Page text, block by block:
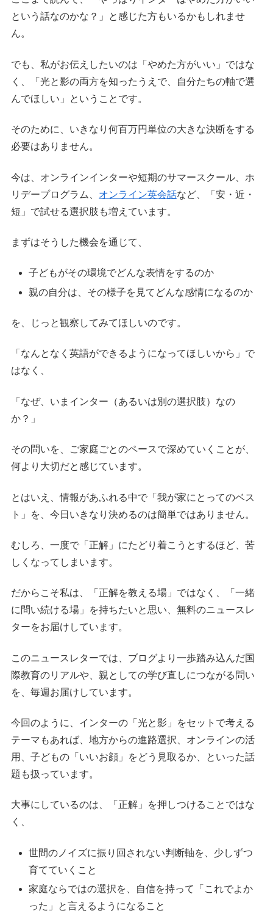
という話なのかな？」と感じた方もいるかもしれませ
ん。
でも、私がお伝えしたいのは「やめた方がいい」ではな
く、「光と影の両方を知ったうえで、自分たちの軸で選
んでほしい」ということです。
そのために、いきなり何百万円単位の大きな決断をする
必要はありません。
今は、オンラインインターや短期のサマースクール、ホ
リデープログラム、 オンライン英会話など、「安・近・
短」で試せる選択肢も増えています。
まずはそうした機会を通じて、
子どもがその環境でどんな表情をするのか
親の自分は、その様子を見てどんな感情になるのか
を、じっと観察してみてほしいのです。
「なんとなく英語ができるようになってほしいから」で
はなく、
「なぜ、いまインター（あるいは別の選択肢）なの
か？」
その問いを、ご家庭ごとのペースで深めていくことが、
何より大切だと感じています。
とはいえ、情報があふれる中で「我が家にとってのベス
ト」を、今日いきなり決めるのは簡単ではありません。
むしろ、一度で「正解」にたどり着こうとするほど、苦
しくなってしまいます。
だからこそ私は、「正解を教える場」ではなく、「一緒
に問い続ける場」を持ちたいと思い、無料のニュースレ
ターをお届けしています。
このニュースレターでは、ブログより一歩踏み込んだ国
際教育のリアルや、親としての学び直しにつながる問い
を、毎週お届けしています。
今回のように、インターの「光と影」をセットで考える
テーマもあれば、地方からの進路選択、オンラインの活
用、子どもの「いいお顔」をどう見取るか、といった話
題も扱っています。
大事にしているのは、「正解」を押しつけることではな
く、
世間のノイズに振り回されない判断軸を、少しずつ
育てていくこと
家庭ならではの選択を、自信を持って「これでよか
った」と言えるようになること